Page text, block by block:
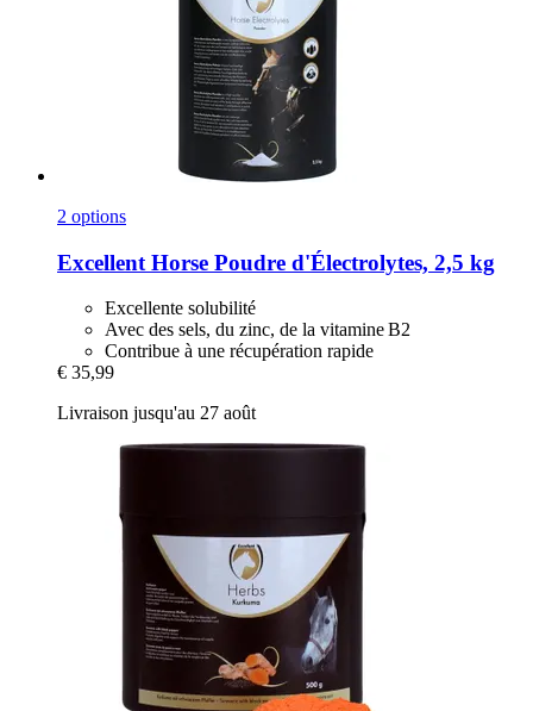
2 options
Excellent Horse Poudre d'Électrolytes, 2,5 kg
Excellente solubilité
Avec des sels, du zinc, de la vitamine B2
Contribue à une récupération rapide
€ 35,99
Livraison jusqu'au 27 août